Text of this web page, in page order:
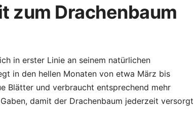
zum Drachenbaum
in erster Linie an seinem natürlichen
in den hellen Monaten von etwa März bis
Blätter und verbraucht entsprechend mehr
damit der Drachenbaum jederzeit versorgt